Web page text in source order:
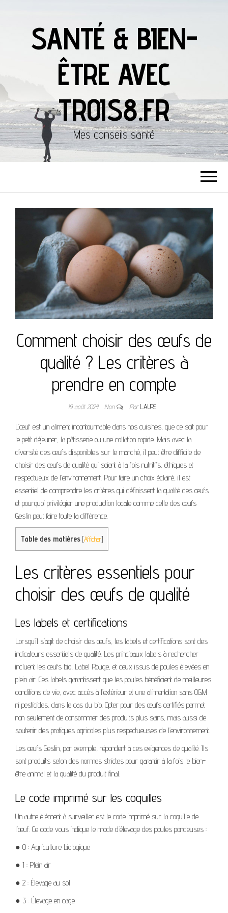
SANTÉ & BIEN-
ÊTRE AVEC
TROIS8.FR
Mes conseils santé
Comment choisir des œufs de
qualité ? Les critères à
prendre en compte
19 août 2024 Non ParLAURE
L’œuf est un aliment incontournable dans nos cuisines, que ce soit pour
le petit déjeuner, la pâtisserie ou une collation rapide. Mais avec la
diversité des œufs disponibles sur le marché, il peut être difficile de
choisir des œufs de qualité qui soient à la fois nutritifs, éthiques et
respectueux de l’environnement. Pour faire un choix éclairé, il est
essentiel de comprendre les critères qui définissent la qualité des œufs
et pourquoi privilégier une production locale comme celle des œufs
Geslin peut faire toute la différence.
Table des matières [Afficher]
Les critères essentiels pour
choisir des œufs de qualité
Les labels et certifications
Lorsqu’il s’agit de choisir des œufs, les labels et certifications sont des
indicateurs essentiels de qualité. Les principaux labels à rechercher
incluent les œufs bio, Label Rouge, et ceux issus de poules élevées en
plein air. Ces labels garantissent que les poules bénéficient de meilleures
conditions de vie, avec accès à l’extérieur et une alimentation sans OGM
ni pesticides, dans le cas du bio. Opter pour des œufs certifiés permet
non seulement de consommer des produits plus sains, mais aussi de
soutenir des pratiques agricoles plus respectueuses de l’environnement.
Les œufs Geslin, par exemple, répondent à ces exigences de qualité. Ils
sont produits selon des normes strictes pour garantir à la fois le bien-
être animal et la qualité du produit final.
Le code imprimé sur les coquilles
Un autre élément à surveiller est le code imprimé sur la coquille de
l’œuf. Ce code vous indique le mode d’élevage des poules pondeuses :
● 0 : Agriculture biologique
● 1 : Plein air
● 2 : Élevage au sol
● 3 : Élevage en cage